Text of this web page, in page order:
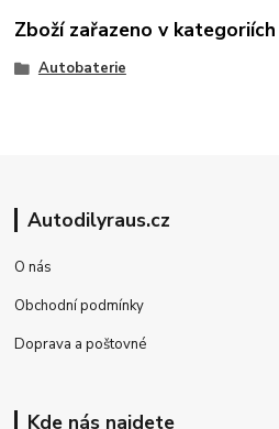
Zboží zařazeno v kategoriích
Autobaterie
Autodilyraus.cz
O nás
Obchodní podmínky
Doprava a poštovné
Kde nás najdete